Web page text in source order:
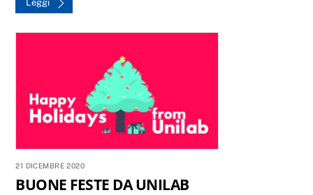
Leggi
21 DICEMBRE 2020
BUONE FESTE DA UNILAB